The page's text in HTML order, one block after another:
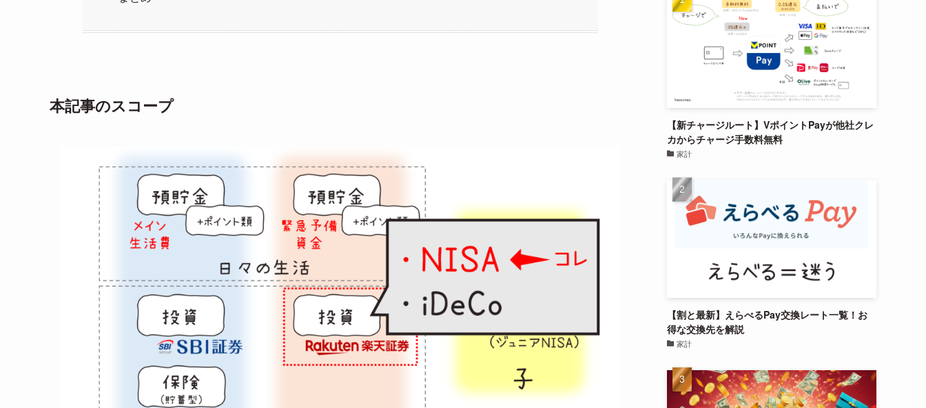
本記事のスコープ
【新チャージルート】VポイントPayが他社クレ
カからチャージ手数料無料
家計
【割と最新】えらべるPay交換レート一覧！お
得な交換先を解説
家計